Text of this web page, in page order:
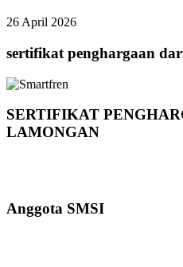
26 April 2026
sertifikat penghargaan
SERTIFIKAT
LAMONGAN
Anggota SMSI